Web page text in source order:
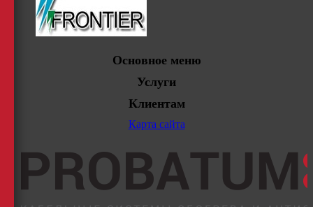
Основное меню
Услуги
Клиентам
Карта сайта